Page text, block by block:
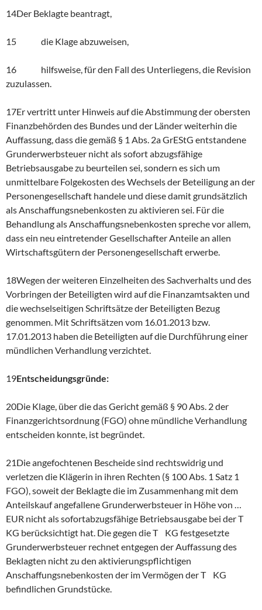
14Der Beklagte beantragt,
15 die Klage abzuweisen,
16 hilfsweise, für den Fall des Unterliegens, die Revision
zuzulassen.
17Er vertritt unter Hinweis auf die Abstimmung der obersten
Finanzbehörden des Bundes und der Länder weiterhin die
Auffassung, dass die gemäß § 1 Abs. 2a GrEStG entstandene
Grunderwerbsteuer nicht als sofort abzugsfähige
Betriebsausgabe zu beurteilen sei, sondern es sich um
unmittelbare Folgekosten des Wechsels der Beteiligung an der
Personengesellschaft handele und diese damit grundsätzlich
als Anschaffungsnebenkosten zu aktivieren sei. Für die
Behandlung als Anschaffungsnebenkosten spreche vor allem,
dass ein neu eintretender Gesellschafter Anteile an allen
Wirtschaftsgütern der Personengesellschaft erwerbe.
18Wegen der weiteren Einzelheiten des Sachverhalts und des
Vorbringen der Beteiligten wird auf die Finanzamtsakten und
die wechselseitigen Schriftsätze der Beteiligten Bezug
genommen. Mit Schriftsätzen vom 16.01.2013 bzw.
17.01.2013 haben die Beteiligten auf die Durchführung einer
mündlichen Verhandlung verzichtet.
19Entscheidungsgründe:
20Die Klage, über die das Gericht gemäß § 90 Abs. 2 der
Finanzgerichtsordnung (FGO) ohne mündliche Verhandlung
entscheiden konnte, ist begründet.
21Die angefochtenen Bescheide sind rechtswidrig und
verletzen die Klägerin in ihren Rechten (§ 100 Abs. 1 Satz 1
FGO), soweit der Beklagte die im Zusammenhang mit dem
Anteilskauf angefallene Grunderwerbsteuer in Höhe von …
EUR nicht als sofortabzugsfähige Betriebsausgabe bei der T
KG berücksichtigt hat. Die gegen die T KG festgesetzte
Grunderwerbsteuer rechnet entgegen der Auffassung des
Beklagten nicht zu den aktivierungspflichtigen
Anschaffungsnebenkosten der im Vermögen der T KG
befindlichen Grundstücke.